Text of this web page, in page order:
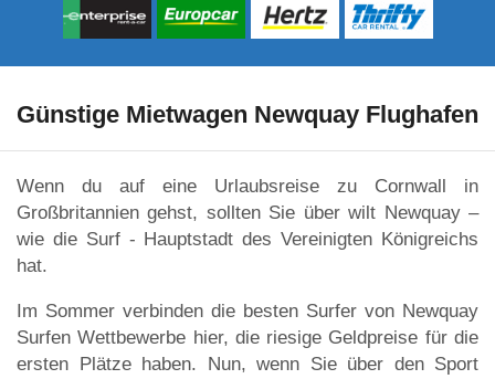
Günstige Mietwagen Newquay Flughafen
Wenn du auf eine Urlaubsreise zu Cornwall in
Großbritannien gehst, sollten Sie über wilt Newquay –
wie die Surf - Hauptstadt des Vereinigten Königreichs
hat.
Im Sommer verbinden die besten Surfer von Newquay
Surfen Wettbewerbe hier, die riesige Geldpreise für die
ersten Plätze haben. Nun, wenn Sie über den Sport